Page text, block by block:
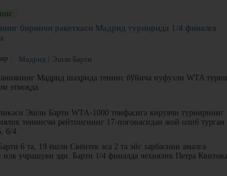
биринчи ракеткаси Мадрид турнирида 1/4 финалга
: Мадрид Эшли Барти
Мадрид шаҳрида теннис бўйича нуфузли WTA
этмоқда.
Эшли Барти WTA-1000 тоифасига кирувчи турнирнинг
теннисчи рейтингнинг 17-поғонасидан жой олиб турган
6/4.
6 та, 19 ёшли Свёнтек эса 2 та эйс зарбасини амалга
учрашуви эди. Барти 1/4 финалда чехиялик Петра